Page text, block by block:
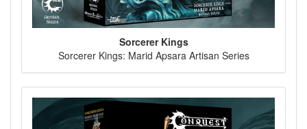
Sorcerer Kings
Sorcerer Kings: Marid Apsara Artisan Series